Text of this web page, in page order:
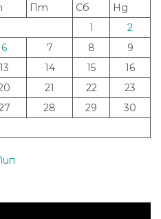
Пт Сб
Нд
1
2
6 7 8
9
13 14 15
16
21 22
23
28 29
30